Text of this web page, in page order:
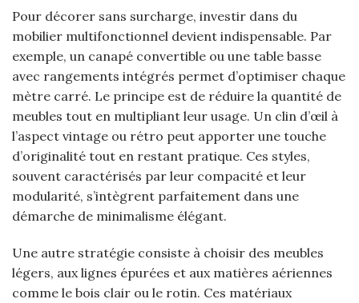
Pour décorer sans surcharge, investir dans du
mobilier multifonctionnel devient indispensable. Par
exemple, un canapé convertible ou une table basse
avec rangements intégrés permet d’optimiser chaque
mètre carré. Le principe est de réduire la quantité de
meubles tout en multipliant leur usage. Un clin d’œil à
l’aspect vintage ou rétro peut apporter une touche
d’originalité tout en restant pratique. Ces styles,
souvent caractérisés par leur compacité et leur
modularité, s’intègrent parfaitement dans une
démarche de minimalisme élégant.
Une autre stratégie consiste à choisir des meubles
légers, aux lignes épurées et aux matières aériennes
comme le bois clair ou le rotin. Ces matériaux